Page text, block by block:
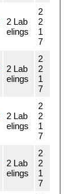
2 Lab
elings
2
2
1
7
2 Lab
elings
2
2
1
7
2 Lab
elings
2
2
1
7
2 Lab
elings
2
2
1
7